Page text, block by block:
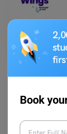
Book
School Education
स्कूल असेंबली के
नीरज